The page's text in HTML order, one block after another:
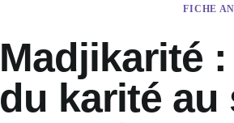
FICHE
Madjikarité
du karité au